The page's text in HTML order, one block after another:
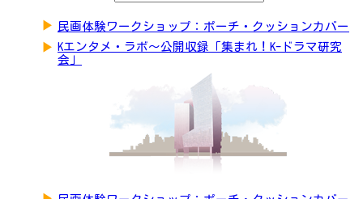
▶ 民画体験ワークショップ：ポーチ・クッションカバー
▶ Kエンタメ・ラボ～公開収録「集まれ！K-ドラマ研究
会」